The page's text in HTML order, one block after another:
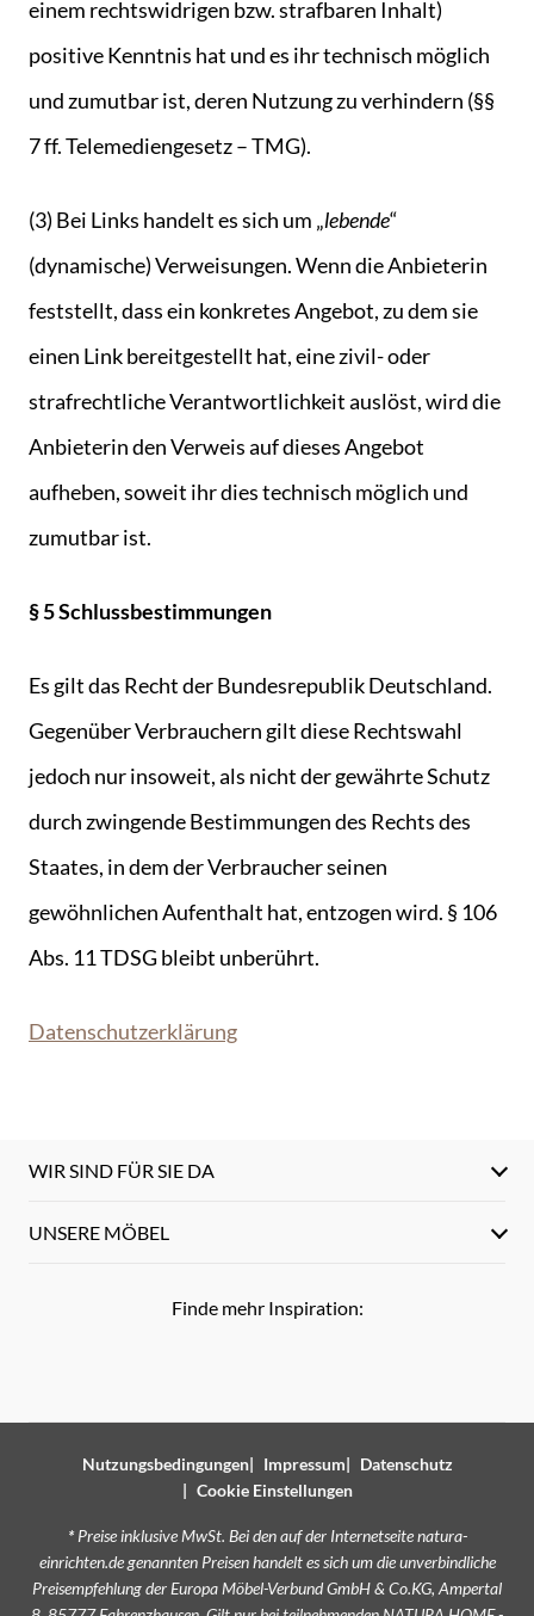
einem rechtswidrigen bzw. strafbaren Inhalt)
positive Kenntnis hat und es ihr technisch möglich
und zumutbar ist, deren Nutzung zu verhindern (§§
7 ff. Telemediengesetz – TMG).
(3) Bei Links handelt es sich um „lebende“
(dynamische) Verweisungen. Wenn die Anbieterin
feststellt, dass ein konkretes Angebot, zu dem sie
einen Link bereitgestellt hat, eine zivil- oder
strafrechtliche Verantwortlichkeit auslöst, wird die
Anbieterin den Verweis auf dieses Angebot
aufheben, soweit ihr dies technisch möglich und
zumutbar ist.
§ 5 Schlussbestimmungen
Es gilt das Recht der Bundesrepublik Deutschland.
Gegenüber Verbrauchern gilt diese Rechtswahl
jedoch nur insoweit, als nicht der gewährte Schutz
durch zwingende Bestimmungen des Rechts des
Staates, in dem der Verbraucher seinen
gewöhnlichen Aufenthalt hat, entzogen wird. § 106
Abs. 11 TDSG bleibt unberührt.
Datenschutzerklärung
WIR SIND FÜR SIE DA
UNSERE MÖBEL
Finde mehr Inspiration:
Nutzungsbedingungen Impressum
Datenschutz
Cookie Einstellungen
*Preise inklusive MwSt. Bei den auf der Internetseite natura-
einrichten.de genannten Preisen handelt es sich um die unverbindliche
Preisempfehlung der Europa Möbel-Verbund GmbH & Co.KG, Ampertal